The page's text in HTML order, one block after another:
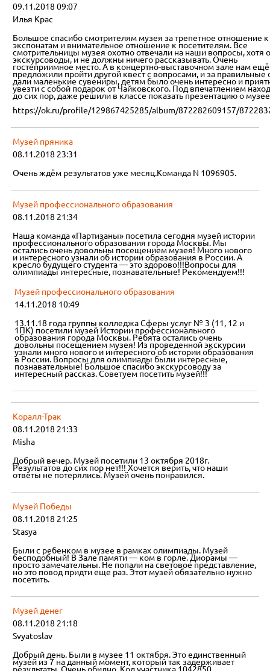
09.11.2018 09:07
Илья Крас
Большое спасибо смотрителям музея за трепетное отношение к
экспонатам и внимательное отношение к посетителям. Все
смотрительницы музея охотно отвечали на наши вопросы, хотя
экскурсоводы, и не должны ничего рассказывать. Очень
гостеприимное место. А в концертно-выставочном зале нам
предложили пройти другой квест с вопросами, и за правильные
дали маленькие сувениры, детям было очень интересно и
увезти с собой подарок от Чайковского. Под впечатлением
до сих пор, даже решили в классе показать презентацию о
https://ok.ru/profile/129867425285/album/872282609157/
Музей пряника
08.11.2018 23:31
Очень ждём результатов уже месяц.Команда N 1096905.
Музей профессионального образования
08.11.2018 21:34
Наша команда «Партизаны» посетила сегодня музей истории
профессионального образования города Москвы. Мы
остались очень довольны посещением музея! Много нового
и интересного узнали об истории образования в России. А
кресло будущего студента — это здорово!!!Вопросы для
олимпиады интересные, познавательные! Рекомендуем!!!
Музей профессионального образования
14.11.2018 10:49
13.11.18 года группы колледжа Сферы услуг № 3 (11, 12 и
1ПК) посетили музей Истории профессионального
образования города Москвы. Ребята остались очень
довольны посещением музея! Из проведенной экскурсии
узнали много нового и интересного об истории образования
в России. Вопросы для олимпиады были интересные,
познавательные! Большое спасибо экскурсоводу за
интересный рассказ. Советуем посетить музей!!!
Коралл-Трак
08.11.2018 21:33
Misha
Добрый вечер. Музей посетили 13 октября 2018г.
Результатов до сих пор нет!!! Хочется верить, что наши
ответы не потерялись. Музей очень понравился.
Музей Победы
08.11.2018 21:25
Stasya
Были с ребенком в музее в рамках олимпиады. Музей
бесподобный! В Зале памяти — ком в горле. Диорамы —
просто замечательны. Не попали на световое представление,
но это повод придти еще раз. Этот музей обязательно нужно
посетить.
Музей денег
08.11.2018 21:18
Svyatoslav
Добрый день. Были в музее 11 октября. Это единственный
музей из 7 на данный момент, который так задерживает